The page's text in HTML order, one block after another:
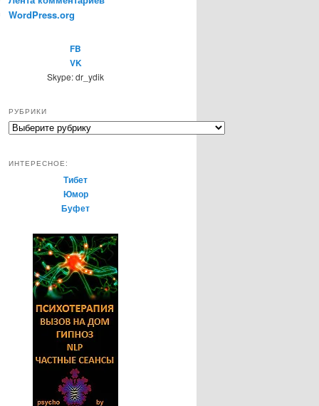
WordPress.org
FB
VK
Skype: dr_ydik
РУБРИКИ
Р
р
ИНТЕРЕСНОЕ:
Тибет
Юмор
Буфет